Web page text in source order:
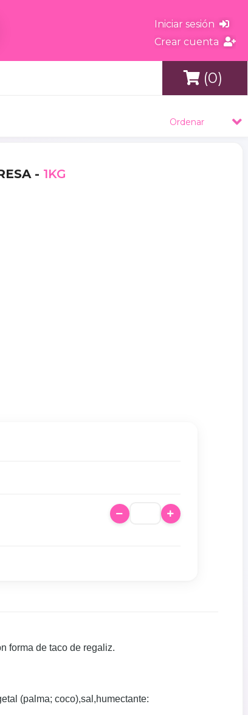
Iniciar sesión
Crear cuenta
(0)
Ordenar
- 1KG
forma de taco de regaliz.
(palma; coco),sal,humectante: